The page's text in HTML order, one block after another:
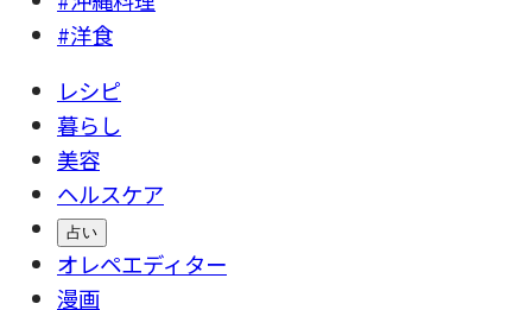
#洋食
レシピ
暮らし
美容
ヘルスケア
占い
オレペエディター
漫画